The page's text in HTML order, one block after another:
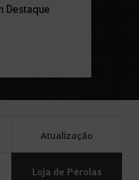
Destaque
Atualização
Loja de Pérolas